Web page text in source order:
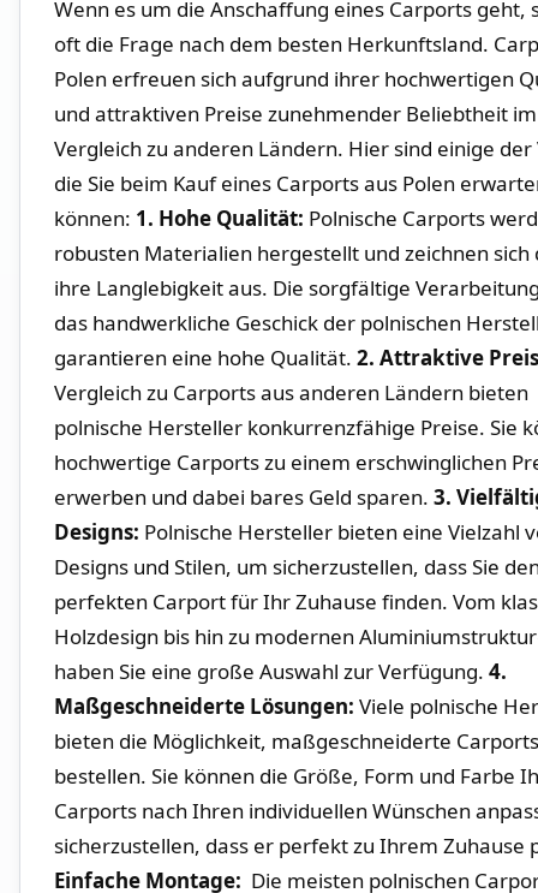
Wenn es‍ um die Anschaffung eines Carports geht,
oft die Frage ⁤nach dem besten Herkunftsland.
Polen erfreuen sich aufgrund ihrer hochwertigen
und attraktiven Preise zunehmender Beliebtheit im
Vergleich zu anderen​ Ländern. Hier sind​ einige‍
die Sie‍ beim Kauf eines Carports aus⁤ Polen‌
können: 1. Hohe Qualität: Polnische Carports
robusten Materialien⁢ hergestellt⁢ und zeichnen sich⁤
ihre ⁤Langlebigkeit aus. Die sorgfältige‍
das handwerkliche Geschick der polnischen
garantieren eine hohe ​Qualität. 2. Attraktive
Vergleich​ zu Carports⁢ aus anderen Ländern⁣ bieten
polnische Hersteller konkurrenzfähige Preise.‍ Sie
hochwertige Carports ⁤zu einem erschwinglichen
erwerben und⁢ dabei ⁣bares Geld⁤ sparen. 3.
Designs: Polnische Hersteller bieten ⁢eine Vielzahl
Designs und Stilen, um sicherzustellen, dass ⁢Sie
⁤perfekten Carport für ‌Ihr Zuhause finden. Vom
Holzdesign‍ bis hin zu ‌modernen
⁣haben Sie eine große ⁣Auswahl zur Verfügung. 4.
Maßgeschneiderte ​Lösungen: Viele polnische
bieten die Möglichkeit, maßgeschneiderte
bestellen. Sie können die Größe, Form und Farbe
Carports nach Ihren individuellen Wünschen
sicherzustellen, ⁣dass er​ perfekt zu Ihrem Zuhause
Einfache Montage:
Die meisten polnischen